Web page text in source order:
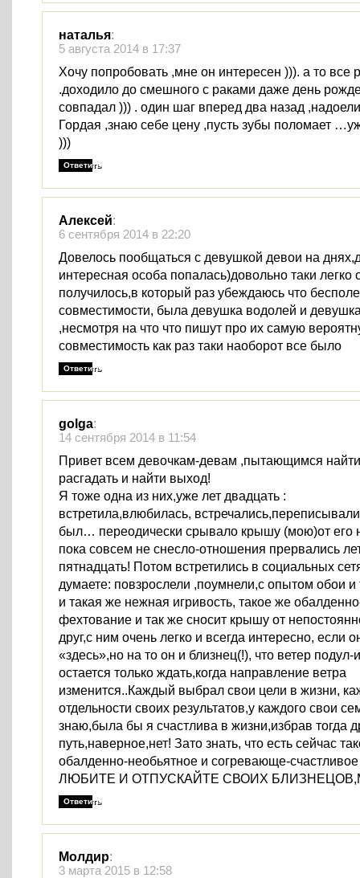
наталья:
5 августа 2014 в 17:37
Хочу попробовать ,мне он интересен ))). а то все
.доходило до смешного с раками даже день
совпадал ))) . один шаг вперед два назад
Гордая ,знаю себе цену ,пусть зубы поломает
)))
Ответить
Алексей:
6 сентября 2014 в 22:20
Довелось пообщаться с девушкой девои на
интересная особа попалась)довольно таки
получилось,в который раз убеждаюсь что
совместимости, была девушка водолей и
,несмотря на что что пишут про их самую
совместимость как раз таки наоборот все было
Ответить
golga:
14 сентября 2014 в 11:54
Привет всем девочкам-девам ,пытающимся
расгадать и найти выход!
Я тоже одна из них,уже лет двадцать :
встретила,влюбилась,
был… переодически срывало крышу (мою)от его
пока совсем не снесло-отношения прервались
пятнадцать! Потом встретились в социальных
думаете: повзрослели ,поумнели,с опытом обои и
и такая же нежная игривость, такое же
фехтование и так же сносит крышу от
друг,с ним очень легко и всегда интересно, если
«здесь»,но на то он и близнец(!), что ветер подул-
остается только ждать,когда направление ветра
изменится..Каждый выбрал свои цели в жизни,
отдельности своих результатов,у каждого свои
знаю,была бы я счастлива в жизни,избрав тогда
путь,наверное,нет! Зато знать, что есть сейчас
обалденно-необьятное и согревающе-счастливое
ЛЮБИТЕ И ОТПУСКАЙТЕ СВОИХ
Ответить
Молдир:
3 марта 2015 в 12:58